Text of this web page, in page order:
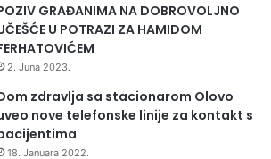
GRAĐANIMA NA DOBROVOLJNO
U POTRAZI ZA HAMIDOM
2. Juna 2023.
zdravlja sa stacionarom Olovo
nove telefonske linije za kontakt s
18. Januara 2022.